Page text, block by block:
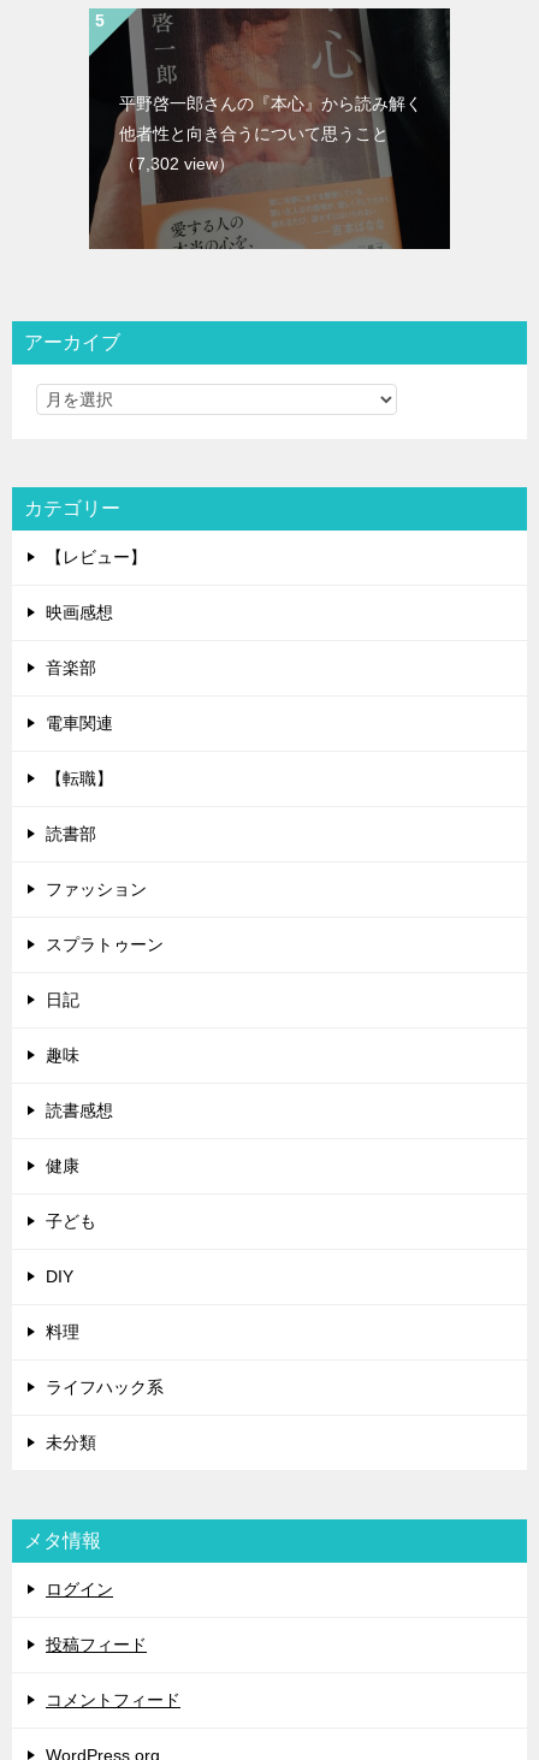
平野啓一郎さんの『本心』から読み解く
他者性と向き合うについて思うこと
（7,302 view）
アーカイブ
カテゴリー
【レビュー】
映画感想
音楽部
電車関連
【転職】
読書部
ファッション
スプラトゥーン
日記
趣味
読書感想
健康
子ども
DIY
料理
ライフハック系
未分類
メタ情報
ログイン
投稿フィード
コメントフィード
WordPress.org